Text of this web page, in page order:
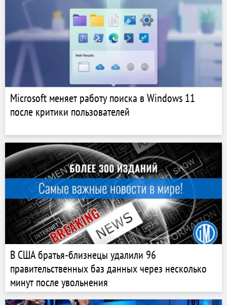
Microsoft меняет работу поиска в Windows 11
после критики пользователей
В США братья‑близнецы удалили 96
правительственных баз данных через несколько
минут после увольнения